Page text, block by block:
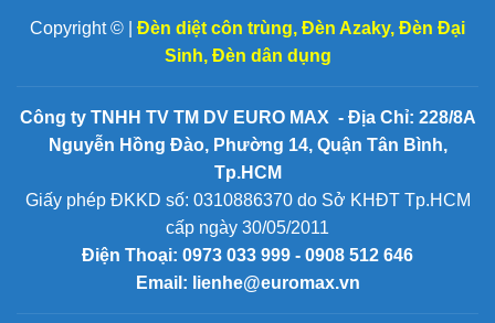
Copyright © | Đèn diệt côn trùng, Đèn Azaky, Đèn Đại
Sinh, Đèn dân dụng
Công ty TNHH TV TM DV EURO MAX - Địa Chỉ: 228/8A
Nguyễn Hồng Đào, Phường 14, Quận Tân Bình,
Tp.HCM
Giấy phép ĐKKD số: 0310886370 do Sở KHĐT Tp.HCM
cấp ngày 30/05/2011
Điện Thoại: 0973 033 999 - 0908 512 646
Email: lienhe@euromax.vn